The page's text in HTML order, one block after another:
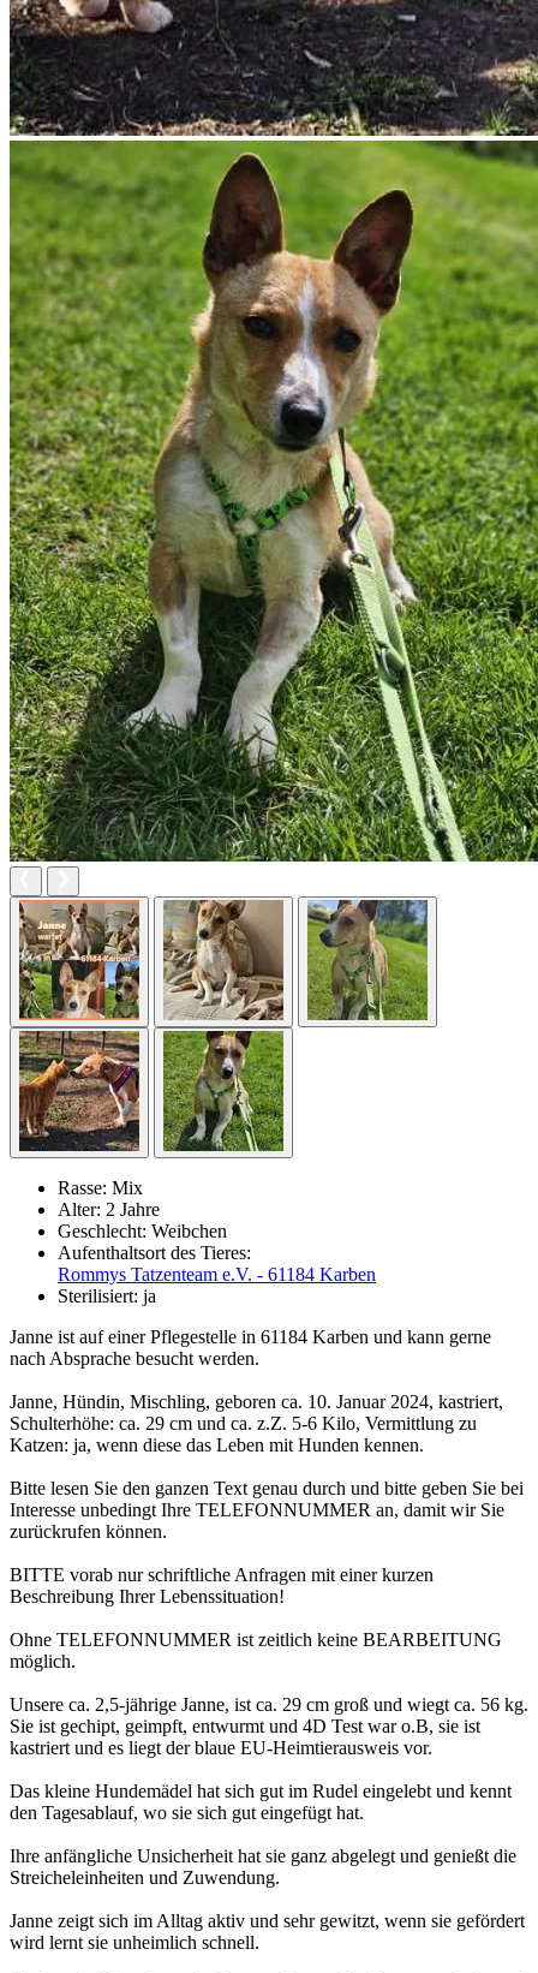
Rasse: Mix
Alter: 2 Jahre
Geschlecht: Weibchen
Aufenthaltsort des Tieres:
Rommys Tatzenteam e.V. - 61184 Karben
Sterilisiert: ja
Janne ist auf einer Pflegestelle in 61184 Karben und kann gerne
nach Absprache besucht werden.
Janne, Hündin, Mischling, geboren ca. 10. Januar 2024, kastriert,
Schulterhöhe: ca. 29 cm und ca. z.Z. 5-6 Kilo, Vermittlung zu
Katzen: ja, wenn diese das Leben mit Hunden kennen.
Bitte lesen Sie den ganzen Text genau durch und bitte geben Sie bei
Interesse unbedingt Ihre TELEFONNUMMER an, damit wir Sie
zurückrufen können.
BITTE vorab nur schriftliche Anfragen mit einer kurzen
Beschreibung Ihrer Lebenssituation!
Ohne TELEFONNUMMER ist zeitlich keine BEARBEITUNG
möglich.
Unsere ca. 2,5-jährige Janne, ist ca. 29 cm groß und wiegt ca. 56 kg.
Sie ist gechipt, geimpft, entwurmt und 4D Test war o.B, sie ist
kastriert und es liegt der blaue EU-Heimtierausweis vor.
Das kleine Hundemädel hat sich gut im Rudel eingelebt und kennt
den Tagesablauf, wo sie sich gut eingefügt hat.
Ihre anfängliche Unsicherheit hat sie ganz abgelegt und genießt die
Streicheleinheiten und Zuwendung.
Janne zeigt sich im Alltag aktiv und sehr gewitzt, wenn sie gefördert
wird lernt sie unheimlich schnell.